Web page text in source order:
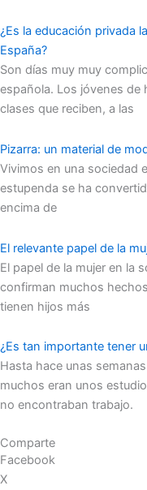
¿Es la educación privada
España?
Son días muy muy
española. Los jóvenes de
clases que reciben, a las
Pizarra: un material de
Vivimos en una sociedad
estupenda se ha
encima de
El relevante papel de la
El papel de la mujer en la
confirman muchos
tienen hijos más
¿Es tan importante tener
Hasta hace unas
muchos eran unos
no encontraban trabajo.
Comparte
Facebook
X